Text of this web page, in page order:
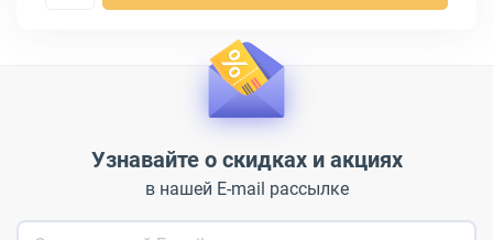
Узнавайте о скидках и акциях
в нашей E-mail рассылке